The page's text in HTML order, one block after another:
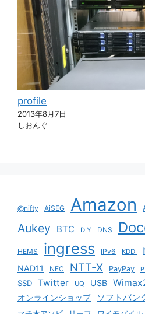
profile
2013年8月7日
しおんぐ
@nifty AiSEG Amazon
Aukey BTC DIY DNS
HEMS ingress IPv6 KDDI
NAD11 NEC NTT-X PayPay
SSD Twitter UQ USB
オンラインショップ ソフトバン